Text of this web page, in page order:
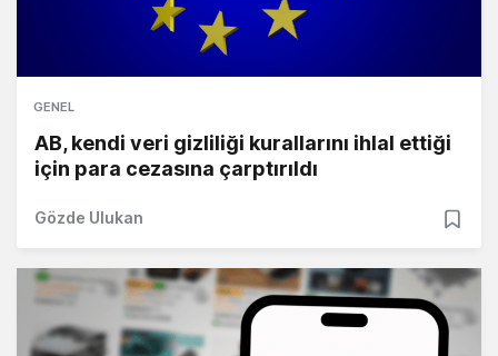
GENEL
AB, kendi veri gizliliği kurallarını ihlal ettiği
için para cezasına çarptırıldı
Gözde Ulukan